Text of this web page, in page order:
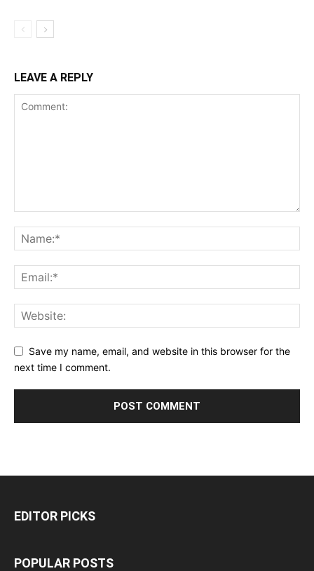
LEAVE A REPLY
Save my name, email, and website in this browser for the
next time I comment.
EDITOR PICKS
POPULAR POSTS